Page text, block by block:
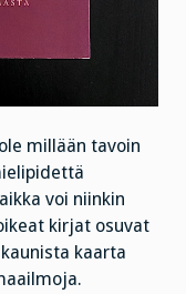
millään tavoin
voi niinkin
kirjat osuvat
kaarta